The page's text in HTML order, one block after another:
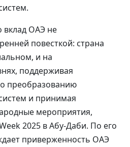
вклад ОАЭ не
повесткой: страна
и на
поддерживая
преобразованию
и принимая
мероприятия,
2025 в Абу-Даби. По его
приверженность ОАЭ